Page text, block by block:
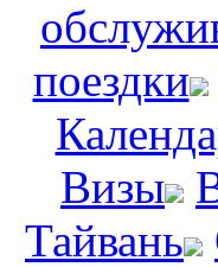
поездки
Визы
Тайвань